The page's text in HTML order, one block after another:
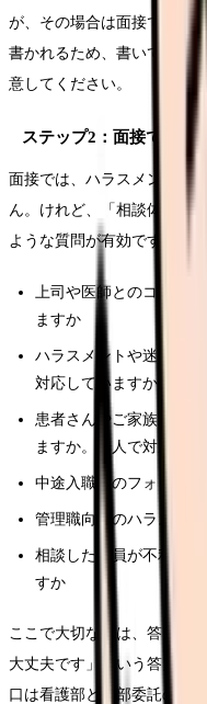
が、その場合は面接で直接
書かれるため、書いていな
意してください。
ステップ2：面接で「起
面接では、ハラスメントを
ん。けれど、「相談体制」
ような質問が有効です。
上司や医師とのコミュ
ますか
ハラスメントや迷惑行
対応していますか
患者さんやご家族から
ますか。一人で対応し
中途入職者のフォロー
管理職向けのハラスメ
相談した職員が不利益
すか
ここで大切なのは、答えの
大丈夫です」という答えは
口は看護部と外部委託の2